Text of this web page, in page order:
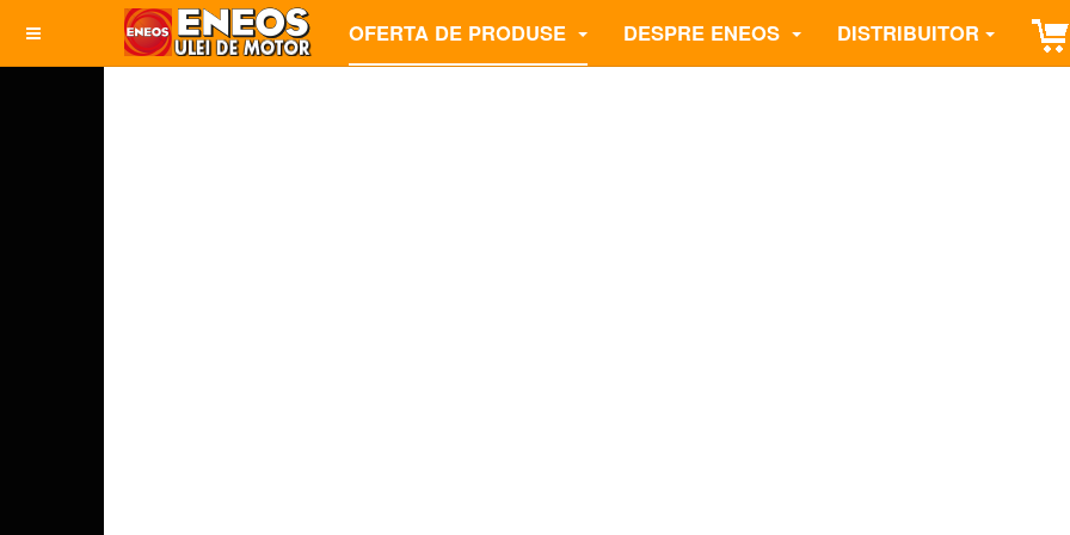
OFERTA DE PRODUSE DESPRE ENEOS DISTRIBUITOR